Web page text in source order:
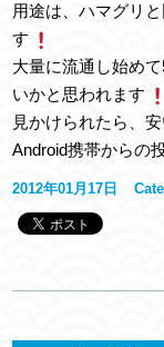
用途は、ハマグリ
す
大量に流通し始め
いかと思われます
見かけられたら、
Android携帯からの
2012年01月17日